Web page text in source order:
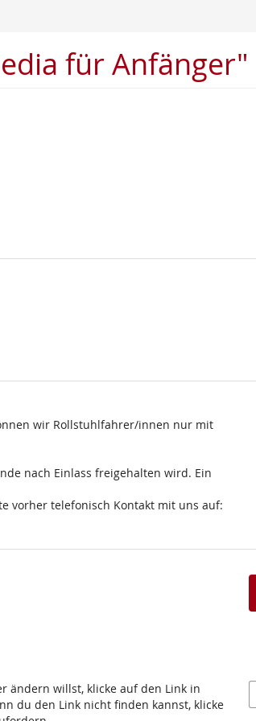
für Anfänger"
wir Rollstuhlfahrer/innen nur mit
nach Einlass freigehalten wird. Ein
vorher telefonisch Kontakt mit uns auf:
ändern willst, klicke auf den Link in
du den Link nicht finden kannst, klicke